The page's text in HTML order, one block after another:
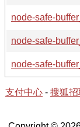
node-safe-
node-safe-
node-safe-
支付中心 - 搜狐招